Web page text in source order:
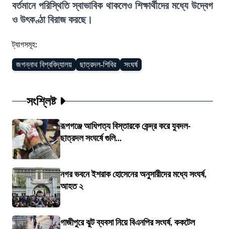
বর্তমানে পরিস্থিতি স্বাভাবিক থাকলেও শিক্ষার্থীদের মধ্যে উদ্বেগ
ও উৎকণ্ঠা বিরাজ করছে।
ট্যাগসমূহ:
জগন্নাথ বিশ্ববিদ্যালয় ছাত্রদল-শিবির সংঘর্ষ
সংশ্লিষ্ট
রূপগঞ্জে আধিপত্য বিস্তারকে কেন্দ্র করে যুবদল-
ছাত্রদল সংঘর্ষে গুলি...
নগর ভবনে ইশরাক হোসেনের অনুসারীদের মধ্যে সংঘর্ষ,
আহত ২
গাজীপুরে ঝুট ব্যবসা নিয়ে বিএনপির সংঘর্ষ, ককটেল